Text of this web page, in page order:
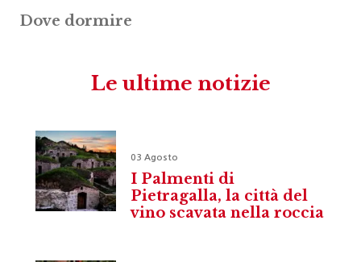
Dove dormire
Le ultime notizie
03 Agosto
I Palmenti di
Pietragalla, la città del
vino scavata nella roccia